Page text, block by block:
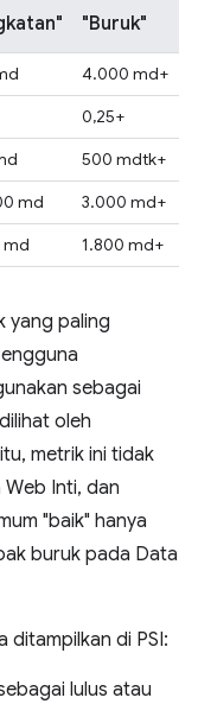
"Buruk"
4.000 md+
0,25+
500 mdtk+
md
3.000 md+
md 1.800 md+
yang paling
sebagai
oleh
metrik ini tidak
Inti, dan
"baik" hanya
buruk pada Data
di PSI:
lulus atau